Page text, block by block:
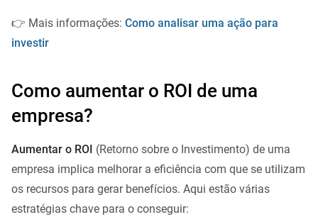
👉 Mais informações: Como analisar uma ação para
investir
Como aumentar o ROI de uma
empresa?
Aumentar o ROI (Retorno sobre o Investimento) de uma
empresa implica melhorar a eficiência com que se utilizam
os recursos para gerar benefícios. Aqui estão várias
estratégias chave para o conseguir: